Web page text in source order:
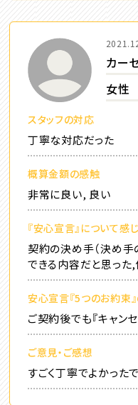
カー
女性
スタッフの対応
丁寧な対応だった
概算金額の感触
非常に良い, 良い
『安心宣言』について感
契約の決め手（決め手
できる内容だと思っ
安心宣言『5つのお約束
ご契約後でも『キャン
ご意見・ご感想
すごく丁寧でよかったで